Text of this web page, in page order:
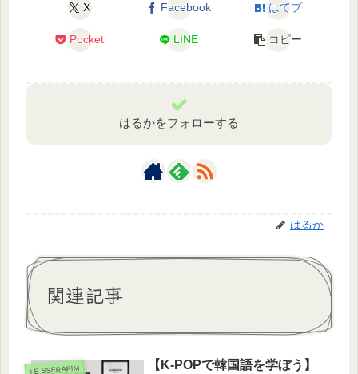
X Facebook はてブ
Pocket LINE コピー
はるかをフォローする
はるか
関連記事
LE SSERAFIM
【K-POPで韓国語を学ぼう】